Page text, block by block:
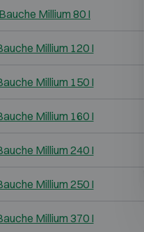
Millium 80 I
Millium 120 I
Millium 150 I
Millium 160 I
Millium 240 I
Millium 250 I
Millium 370 I